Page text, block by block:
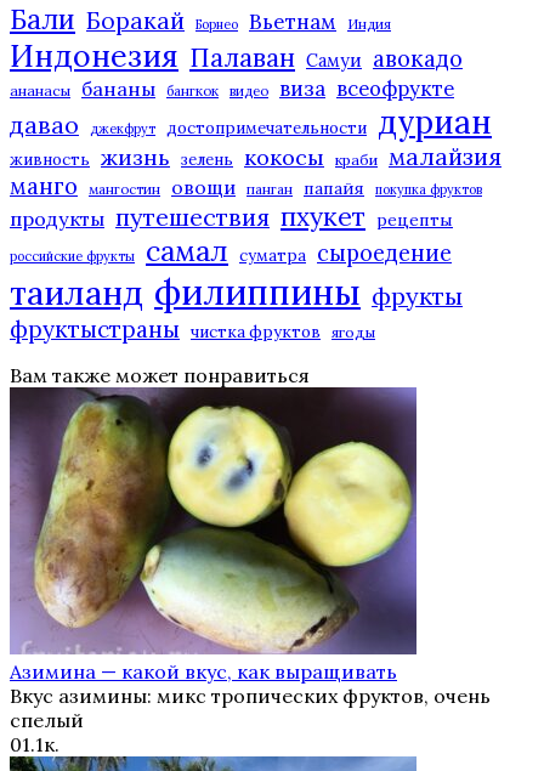
Бали Боракай Борнео Вьетнам Индия
Индонезия Палаван Самуи авокадо
ананасы бананы бангкок видео виза всеофрукте
давао джекфрут достопримечательности дуриан
живность жизнь зелень кокосы краби
малайзия
манго
мангостин овощи панган папайя покупка фруктов
продукты путешествия пхукет рецепты
российские фрукты самал суматра сыроедение
таиланд филиппины фрукты
фруктыстраны чистка фруктов ягоды
Вам также может понравиться
Азимина — какой вкус, как выращивать
Вкус азимины: микс тропических фруктов, очень
спелый
01.1к.